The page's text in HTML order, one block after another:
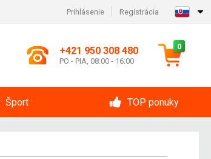
Prihlásenie Registrácia
+421 950 308 480
PO - PIA, 08:00 - 16:00
0
Šport TOP ponuky